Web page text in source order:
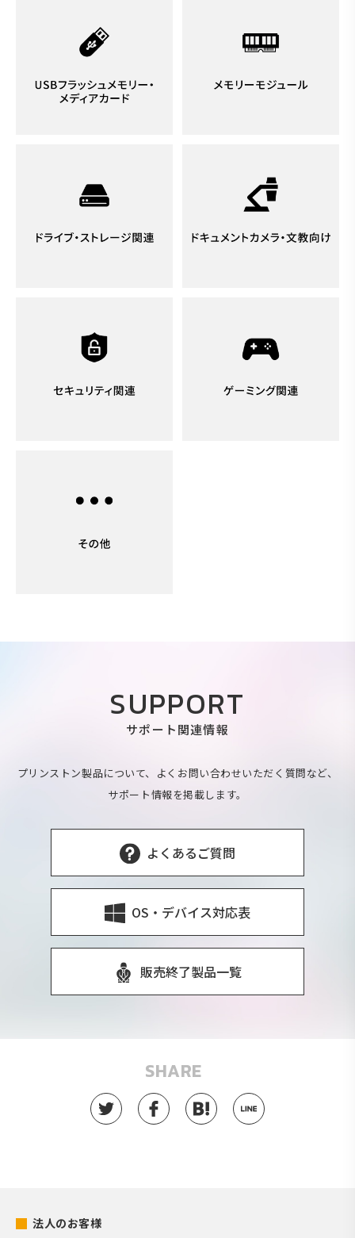
SUPPORT
サポート関連情報
プリンストン製品について、よくお問い合わせいただく質問など、
サポート情報を掲載します。
よくあるご質問
OS・デバイス対応表
販売終了製品一覧
SHARE
法人のお客様